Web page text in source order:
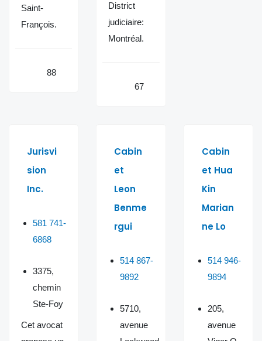
Saint-
François.
88
District
judiciaire:
Montréal.
67
Jurisvi
sion
Inc.
581 741-
6868
3375,
chemin
Ste-Foy
Cet avocat
Cabin
et
Leon
Benme
rgui
514 867-
9892
5710,
avenue
Cabin
et Hua
Kin
Marian
ne Lo
514 946-
9894
205,
avenue